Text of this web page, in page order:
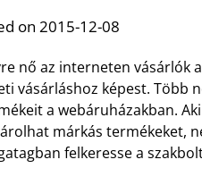
on 2015-12-08
nő az interneten vásárlók
vásárláshoz képest. Több
a webáruházakban.
márkás termékeket,
felkeresse a